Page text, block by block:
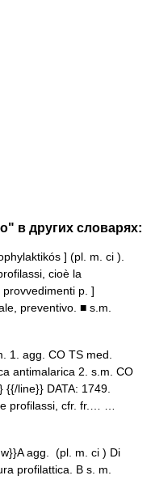
в других словарях:
] (pl. m. ci ).
cioè la
p. ]
preventivo. ■ s.m.
1. agg. CO TS med.
antimalarica 2. s.m. CO
line}} DATA: 1749.
profilassi, cfr. fr.… …
agg. (pl. m. ci ) Di
profilattica. B s. m.